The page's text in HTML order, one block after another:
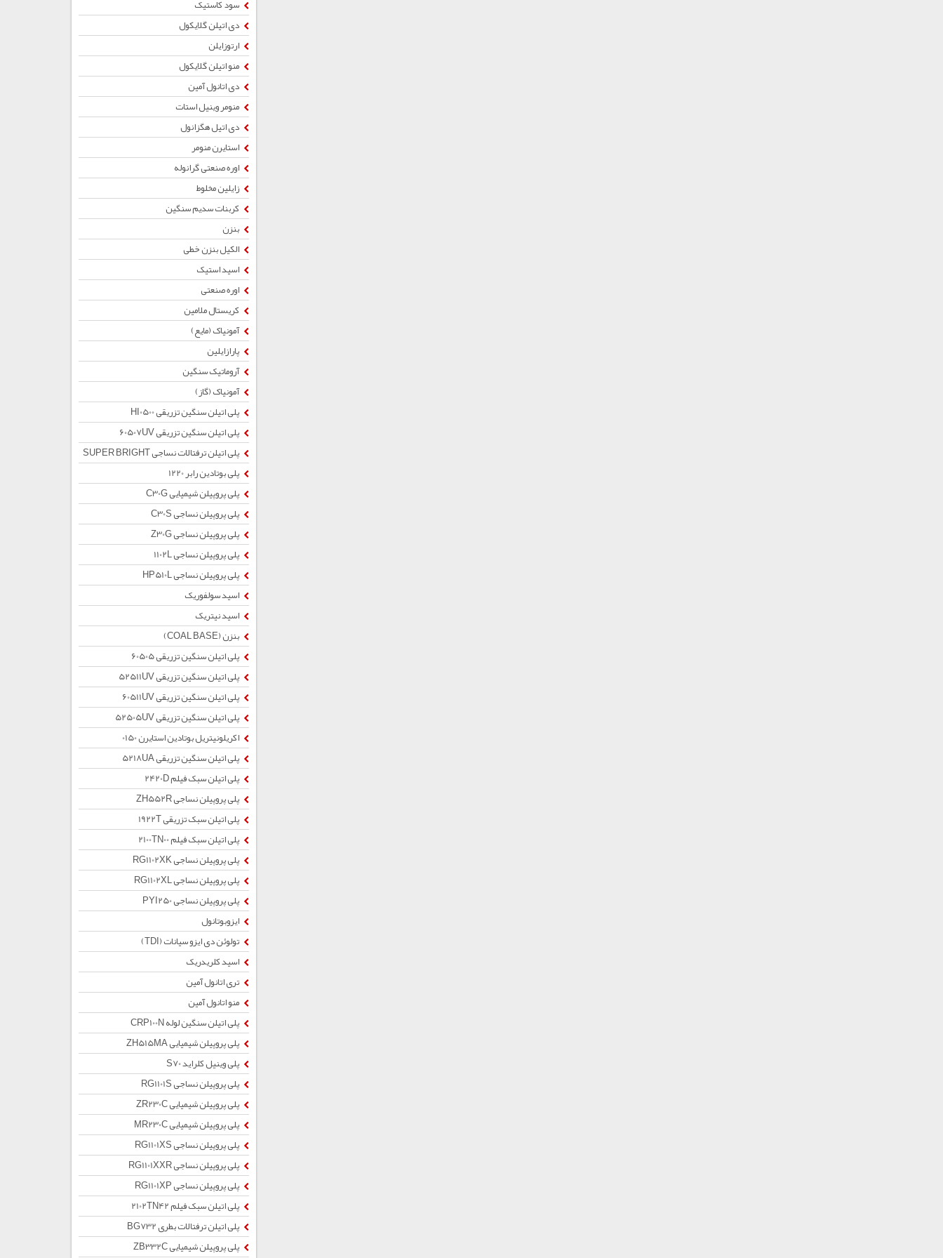
سود کاستیک
دی اتیلن گلایکول
ارتوزایلن
منو اتیلن گلایکول
دی اتانول آمین
منومر وینیل استات
دی اتیل هگزانول
استایرن منومر
اوره صنعتی گرانوله
زایلین مخلوط
کربنات سدیم سنگین
بنزن
الکیل بنزن خطی
اسید استیک
اوره صنعتی
کریستال ملامین
آمونیاک (مایع)
پارازایلین
آروماتیک سنگین
آمونیاک (گاز)
پلی اتیلن سنگین تزریقی HI0500
پلی اتیلن سنگین تزریقی 60507UV
پلی اتیلن ترفتالات نساجی SUPER BRIGHT
پلی بوتادین رابر 1220
پلی پروپیلن شیمیایی C30G
پلی پروپیلن نساجی C30S
پلی پروپیلن نساجی Z30G
پلی پروپیلن نساجی 1102L
پلی پروپیلن نساجی HP510L
اسید سولفوریک
اسید نیتریک
بنزن (COAL BASE)
پلی اتیلن سنگین تزریقی 60505
پلی اتیلن سنگین تزریقی 52511UV
پلی اتیلن سنگین تزریقی 60511UV
پلی اتیلن سنگین تزریقی 52505UV
اکریلونیتریل بوتادین استایرن 0150
پلی اتیلن سنگین تزریقی 5218UA
پلی اتیلن سبک فیلم 2420D
پلی پروپیلن نساجی ZH552R
پلی اتیلن سبک تزریقی 1922T
پلی اتیلن سبک فیلم 2100TN00
پلی پروپیلن نساجی RG1102XK
پلی پروپیلن نساجی RG1102XL
پلی پروپیلن نساجی PYI250
ایزوبوتانول
تولوئن دی ایزو سیانات (TDI)
اسید کلریدریک
تری اتانول آمین
منو اتانول آمین
پلی اتیلن سنگین لوله CRP100N
پلی پروپیلن شیمیایی ZH515MA
پلی وینیل کلراید S70
پلی پروپیلن نساجی RG1101S
پلی پروپیلن شیمیایی ZR230C
پلی پروپیلن شیمیایی MR230C
پلی پروپیلن نساجی RG1101XS
پلی پروپیلن نساجی RG1101XXR
پلی پروپیلن نساجی RG1101XP
پلی اتیلن سبک فیلم 2102TN42
پلی اتیلن ترفتالات بطری BG732
پلی پروپیلن شیمیایی ZB332C